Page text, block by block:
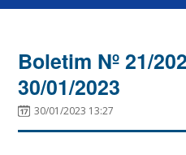
Boletim Nº 21/
30/01/2023
30/01/2023 13:27